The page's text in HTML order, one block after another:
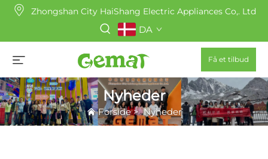
Zhongshan City HaiShang Electric Appliances Co,. Ltd
DA
Få et tilbud
Nyheder
Forside>Nyheder